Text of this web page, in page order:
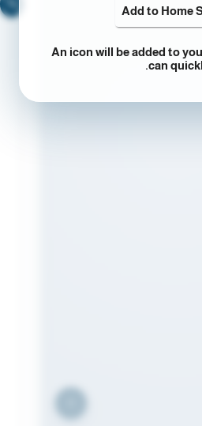
Add to Home
An icon will be added to
can